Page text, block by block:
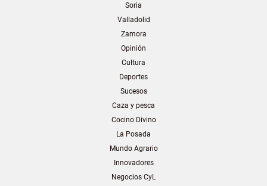
Soria
Valladolid
Zamora
Opinión
Cultura
Deportes
Sucesos
Caza y pesca
Cocino Divino
La Posada
Mundo Agrario
Innovadores
Negocios CyL